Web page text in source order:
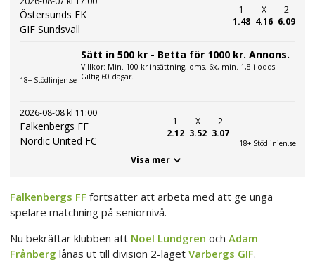
Östersunds FK
GIF Sundsvall
1
1.48
X
4.16
2
6.09
18+ Stödlinjen.se
Sätt in 500 kr - Betta för 1000 kr. Annons.
Villkor: Min. 100 kr insättning, oms. 6x, min. 1,8 i odds.
Giltig 60 dagar.
2026-08-08 kl 11:00
Falkenbergs FF
Nordic United FC
1
2.12
X
3.52
2
3.07
18+ Stödlinjen.se
Visa mer
Falkenbergs FF fortsätter att arbeta med att ge unga
spelare matchning på seniornivå.
Nu bekräftar klubben att Noel Lundgren och Adam
Frånberg lånas ut till division 2-laget Varbergs GIF.